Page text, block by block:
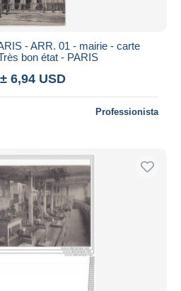
- ARR. 01 - mairie - carte
bon état - PARIS
± 6,94 USD
Professionista